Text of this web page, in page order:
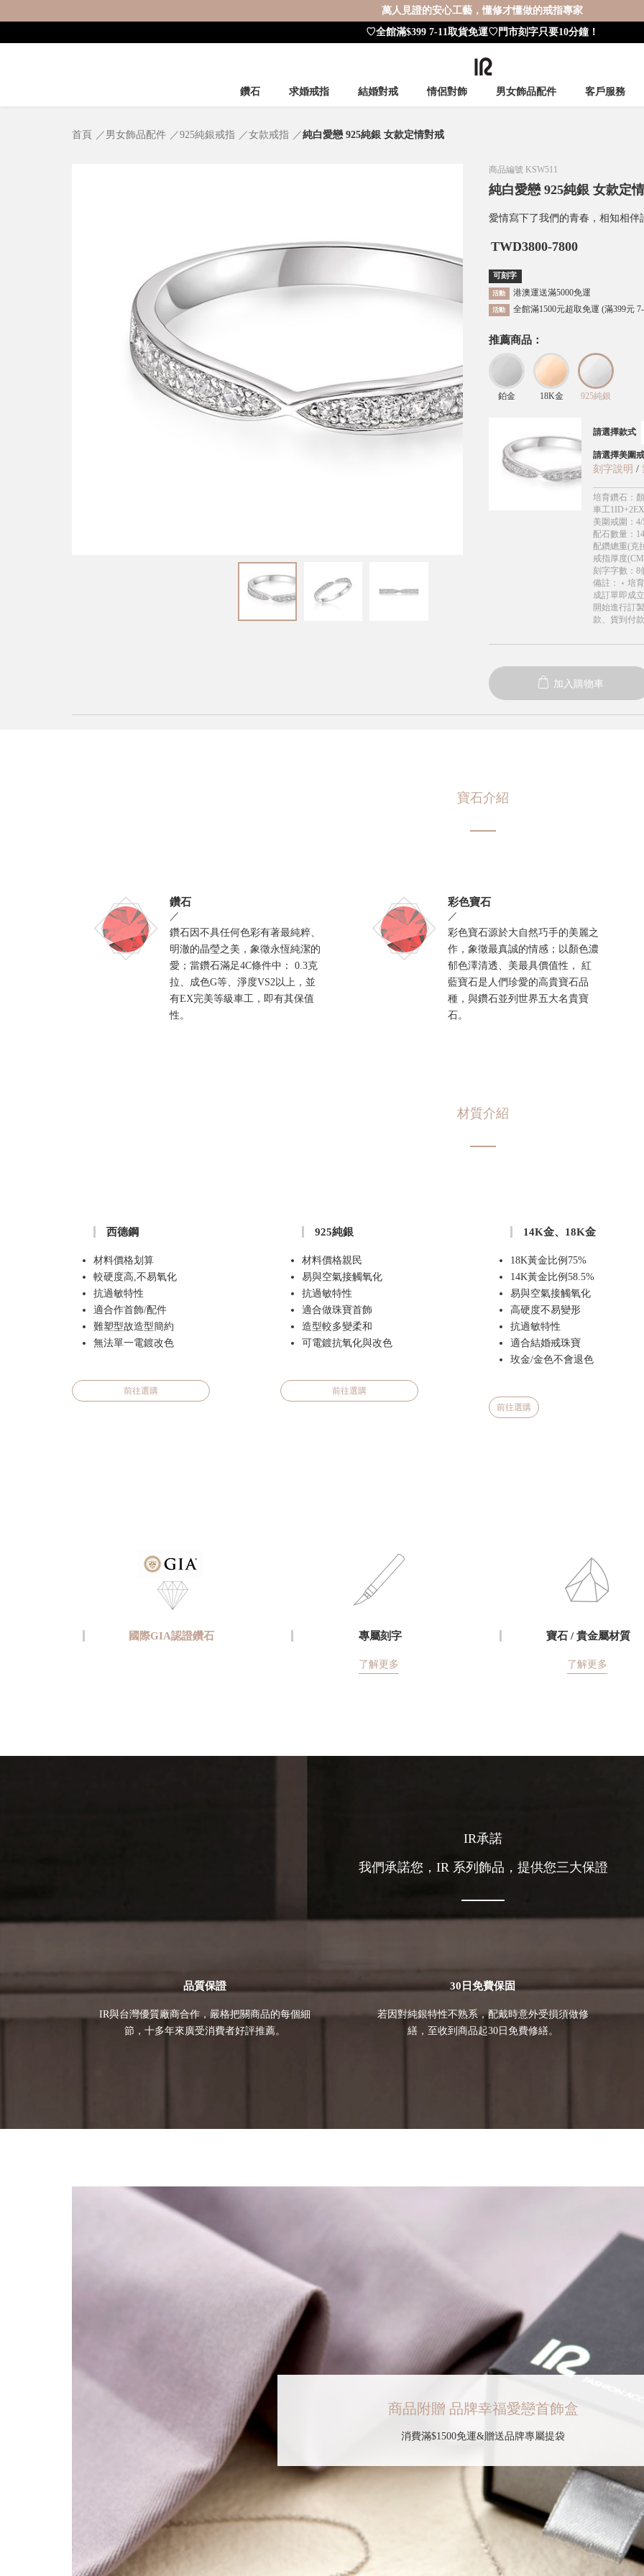
萬人見證的安心工藝，懂修才懂做的戒指專家
♡全館滿$399 7-11取貨免運♡門市刻字只要10分鐘！
鑽石 求婚戒指 結婚對戒 情侶對飾 男女飾品配件 客戶服務
首頁 男女飾品配件 925純銀戒指 女款戒指 純白愛戀 925純銀 女款定情對戒
商品編號 KSW511
純白愛戀 925純銀 女款定
愛情寫下了我們的青春，相知相伴
TWD3800-7800
可刻字
活動 港澳運送滿5000免運
活動 全館滿1500元超取免運 (滿399元
推薦商品：
鉑金 18K金 925純銀
請選擇款式
請選擇美圍
刻字說明 /
培育鑽石 ：
車工
美圍戒圍 ：
配石數量 ： 14
配鑽總重(克
戒指厚度
刻字字數 ： 8
備註 ：
﹡培
成訂單即成
開始進行訂
款、貨到付
加入購物車
寶石介紹
鑽石
／
鑽石因不具任何色彩有著最純粹、
明澈的晶瑩之美，象徵永恆純潔的
愛；當鑽石滿足4C條件中： 0.3克
拉、成色G等、淨度VS2以上，並
有EX完美等級車工，即有其保值
性。
彩色寶石
／
彩色寶石源於大自然巧手的美麗之
作，象徵最真誠的情感；以顏色濃
郁色澤清透、美最具價值性， 紅
藍寶石是人們珍愛的高貴寶石品
種，與鑽石並列世界五大名貴寶
石。
材質介紹
西德鋼
材料價格划算
較硬度高,不易氧化
抗過敏特性
適合作首飾/配件
難塑型故造型簡約
無法單一電鍍改色
前往選購
925純銀
材料價格親民
易與空氣接觸氧化
抗過敏特性
適合做珠寶首飾
造型較多變柔和
可電鍍抗氧化與改色
前往選購
14K金、18K金
18K黃金比例75%
14K黃金比例58.5%
易與空氣接觸氧化
高硬度不易變形
抗過敏特性
適合結婚戒珠寶
玫金/金色不會退色
前往選購
國際GIA認證鑽石 專屬刻字
了解更多
寶石 / 貴金屬材質
了解更多
IR承諾
我們承諾您，IR 系列飾品，提供您三大保證
品質保證
IR與台灣優質廠商合作，嚴格把關商品的每個細
節，十多年來廣受消費者好評推薦。
30日免費保固
若因對純銀特性不熟系，配戴時意外受損須做修
繕，至收到商品起30日免費修繕。
商品附贈 品牌幸福愛戀首飾盒
消費滿$1500免運&贈送品牌專屬提袋